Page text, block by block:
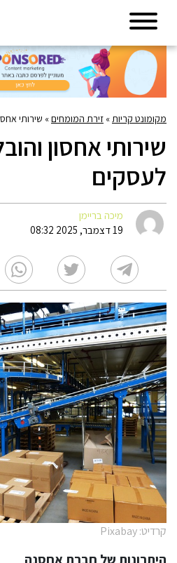
מקומונט קריות » זירת המומחים» שירותי
שירותי אחסון
לעסקים
מיכה בריימן
19 דצמבר, 2025 08:32
קרדיט: Pixabay
היתרונות של חברת אחסנה